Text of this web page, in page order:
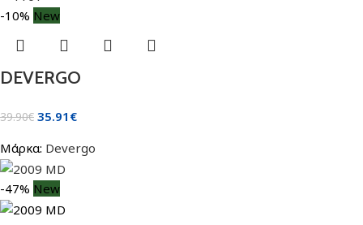
-10% New
DEVERGO
39.90€ 35.91 €
Μάρκα: Devergo
-47% New